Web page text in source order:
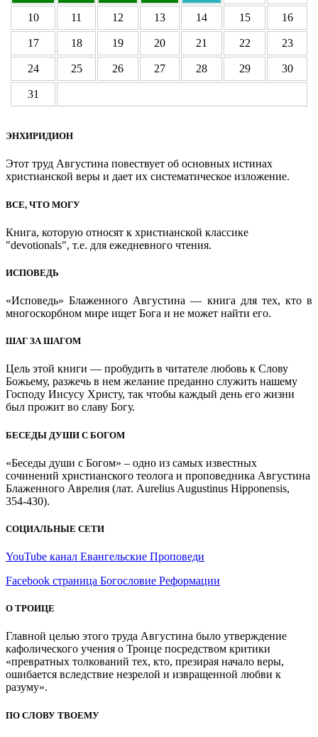
10 11 12 13 14 15 16
17 18 19 20 21 22 23
24 25 26 27 28 29 30
31
ЭНХИРИДИОН
Этот труд Августина повествует об основных истинах
христианской веры и дает их систематическое изложение.
ВСЕ, ЧТО МОГУ
Книга, которую относят к христианской классике
"devotionals", т.е. для ежедневного чтения.
ИСПОВЕДЬ
«Исповедь» Блаженного Августина — книга для тех, кто в
многоскорбном мире ищет Бога и не может найти его.
ШАГ ЗА ШАГОМ
Цель этой книги — пробудить в читателе любовь к Слову
Божьему, разжечь в нем желание преданно служить нашему
Господу Иисусу Христу, так чтобы каждый день его жизни
был прожит во славу Богу.
БЕСЕДЫ ДУШИ С БОГОМ
«Беседы души с Богом» – одно из самых известных
сочинений христианского теолога и проповедника Августина
Блаженного Аврелия (лат. Aurelius Augustinus Hipponensis,
354-430).
СОЦИАЛЬНЫЕ СЕТИ
YouTube канал Евангельские Проповеди
Facebook страница Богословие Реформации
О ТРОИЦЕ
Главной целью этого труда Августина было утверждение
кафолического учения о Троице посредством критики
«превратных толкований тех, кто, презирая начало веры,
ошибается вследствие незрелой и извращенной любви к
разуму».
ПО СЛОВУ ТВОЕМУ